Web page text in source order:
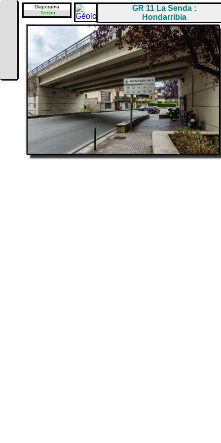
Diaporama
Tempo
GR 11 La Senda :
Hondarribia